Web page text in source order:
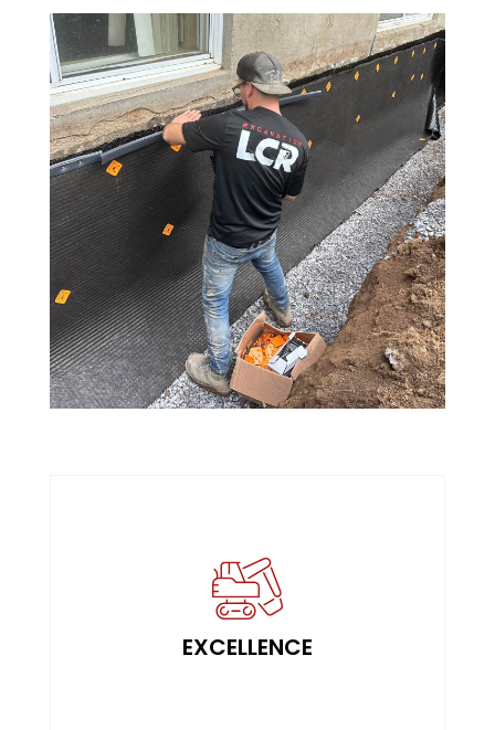
EXCELLENCE
EXCELLENCE
Porter une attention méticuleuse
à chaque détail.